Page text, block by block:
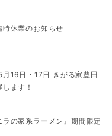
休業のお知らせ
月16日・17日 きがる家豊田
ます！
の家系ラーメン』期間限定